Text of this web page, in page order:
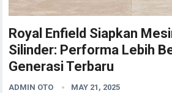
Royal Enfield Siapkan
Silinder: Performa Lebih
Generasi Terbaru
ADMIN OTO MAY 21, 2025